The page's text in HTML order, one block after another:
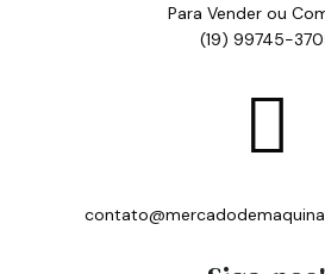
Para Vender ou
(19) 99745-
